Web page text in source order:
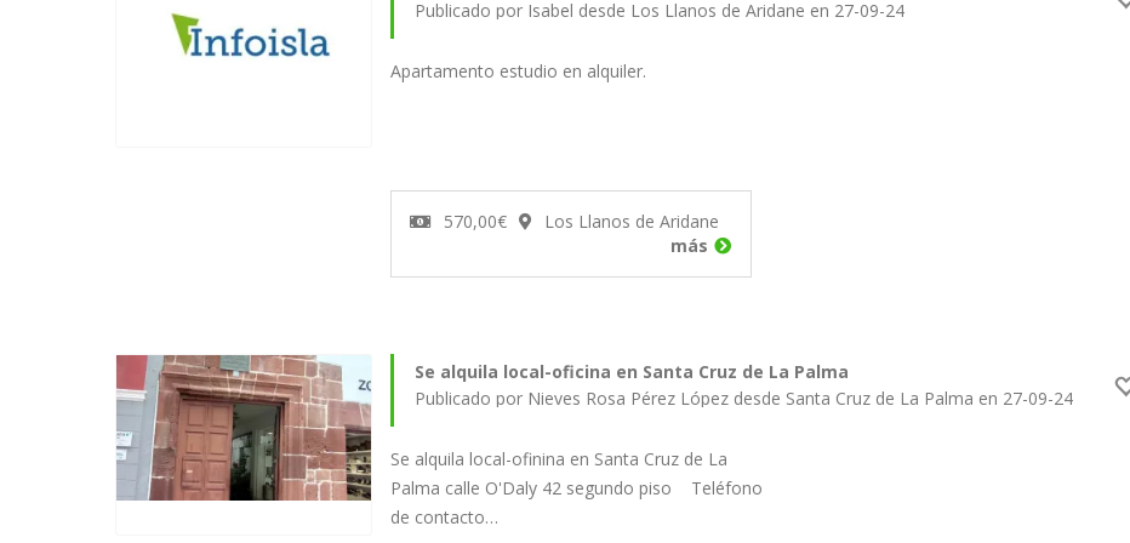
Publicado por Isabel desde Los Llanos de Aridane en 27-09-24
Apartamento estudio en alquiler.
570,00€
Los Llanos de Aridane
más
Se alquila local-oficina en Santa Cruz de La Palma
Publicado por Nieves Rosa Pérez López desde Santa Cruz de La Palma en 27-09-24
Se alquila local-ofinina en Santa Cruz de La
Palma calle O'Daly 42 segundo piso Teléfono
de contacto…